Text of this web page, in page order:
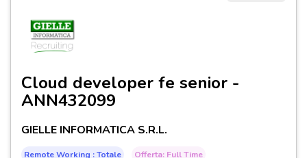
Cloud developer fe senior -
ANN432099
GIELLE INFORMATICA S.R.L.
Remote Working : Totale
Offerta: Full Time